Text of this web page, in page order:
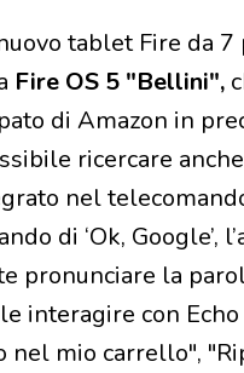
tablet Fire da
Fire OS 5 "Bellini",
di Amazon in
ricercare
nel
di ‘Ok,
pronunciare la
interagire con
mio carrello",